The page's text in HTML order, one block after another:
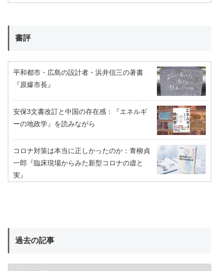
書評
平和都市・広島の設計者・浜井信三の著書
『原爆市長』
安保3文書改訂と中国の存在感：『エネルギ
ーの地政学』を読みながら
コロナ対策は本当に正しかったのか：青柳貞
一郎『臨床現場からみた新型コロナの虚と
実』
過去の記事